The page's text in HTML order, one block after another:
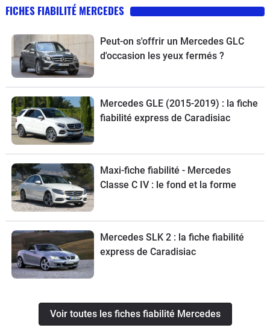
FICHES FIABILITÉ MERCEDES
Peut-on s'offrir un Mercedes GLC
d'occasion les yeux fermés ?
Mercedes GLE (2015-2019) : la fiche
fiabilité express de Caradisiac
Maxi-fiche fiabilité - Mercedes
Classe C IV : le fond et la forme
Mercedes SLK 2 : la fiche fiabilité
express de Caradisiac
Voir toutes les fiches fiabilité Mercedes